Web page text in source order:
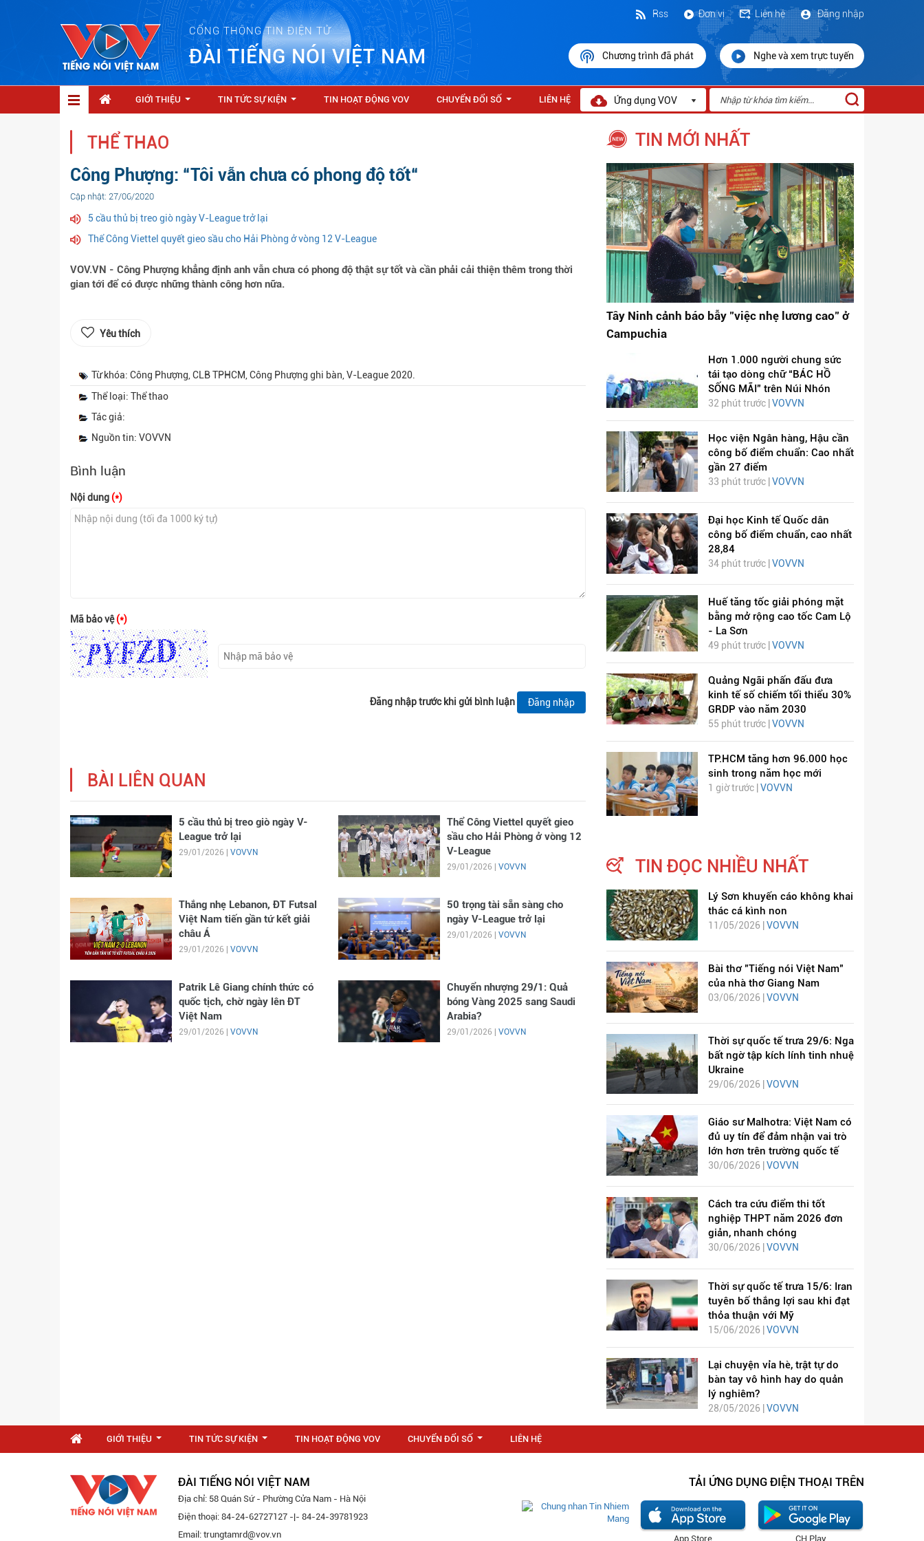
CỔNG THÔNG TIN ĐIỆN TỬ
ĐÀI TIẾNG NÓI VIỆT NAM
Đăng nhập
Liên hệ
Đơn vị
Rss
Chương trình đã phát Nghe và xem trực tuyến
GIỚI THIỆU TIN TỨC SỰ KIỆN TIN HOẠT ĐỘNG VOV CHUYỂN ĐỔI SỐ LIÊN HỆ Ứng dụng VOV
THỂ THAO
Công Phượng: “Tôi vẫn chưa có phong độ tốt“
Cập nhật: 27/06/2020
5 cầu thủ bị treo giò ngày V-League trở lại
Thể Công Viettel quyết gieo sầu cho Hải Phòng ở vòng 12 V-League
VOV.VN - Công Phượng khẳng định anh vẫn chưa có phong độ thật sự tốt và cần phải cải thiện thêm trong thời
gian tới để có được những thành công hơn nữa.
Yêu thích
Từ khóa: Công Phượng, CLB TPHCM, Công Phượng ghi bàn, V-League 2020.
Thể loại: Thể thao
Tác giả:
Nguồn tin: VOVVN
Bình luận
Nội dung (*)
Mã bảo vệ(*)
Đăng nhập trước khi gửi bình luận Đăng nhập
BÀI LIÊN QUAN
5 cầu thủ bị treo giò ngày V-
League trở lại
29/01/2026 | VOVVN
Thể Công Viettel quyết gieo
sầu cho Hải Phòng ở vòng 12
V-League
29/01/2026 | VOVVN
Thắng nhẹ Lebanon, ĐT Futsal
Việt Nam tiến gần tứ kết giải
châu Á
29/01/2026 | VOVVN
50 trọng tài sẵn sàng cho
ngày V-League trở lại
29/01/2026 | VOVVN
Patrik Lê Giang chính thức có
quốc tịch, chờ ngày lên ĐT
Việt Nam
29/01/2026 | VOVVN
Chuyển nhượng 29/1: Quả
bóng Vàng 2025 sang Saudi
Arabia?
29/01/2026 | VOVVN
TIN MỚI NHẤT
Tây Ninh cảnh báo bẫy "việc nhẹ lương cao" ở
Campuchia
Hơn 1.000 người chung sức
tái tạo dòng chữ “BÁC HỒ
SỐNG MÃI” trên Núi Nhón
32 phút trước |VOVVN
Học viện Ngân hàng, Hậu cần
công bố điểm chuẩn: Cao nhất
gần 27 điểm
33 phút trước |VOVVN
Đại học Kinh tế Quốc dân
công bố điểm chuẩn, cao nhất
28,84
34 phút trước | VOVVN
Huế tăng tốc giải phóng mặt
bằng mở rộng cao tốc Cam Lộ
- La Sơn
49 phút trước | VOVVN
Quảng Ngãi phấn đấu đưa
kinh tế số chiếm tối thiểu 30%
GRDP vào năm 2030
55 phút trước | VOVVN
TP.HCM tăng hơn 96.000 học
sinh trong năm học mới
1 giờ trước | VOVVN
TIN ĐỌC NHIỀU NHẤT
Lý Sơn khuyến cáo không khai
thác cá kình non
11/05/2026 | VOVVN
Bài thơ "Tiếng nói Việt Nam"
của nhà thơ Giang Nam
03/06/2026 | VOVVN
Thời sự quốc tế trưa 29/6: Nga
bất ngờ tập kích lính tinh nhuệ
Ukraine
29/06/2026 | VOVVN
Giáo sư Malhotra: Việt Nam có
đủ uy tín để đảm nhận vai trò
lớn hơn trên trường quốc tế
30/06/2026 | VOVVN
Cách tra cứu điểm thi tốt
nghiệp THPT năm 2026 đơn
giản, nhanh chóng
30/06/2026 | VOVVN
Thời sự quốc tế trưa 15/6: Iran
tuyên bố thắng lợi sau khi đạt
thỏa thuận với Mỹ
15/06/2026 |VOVVN
Lại chuyện vỉa hè, trật tự do
bàn tay vô hình hay do quản
lý nghiêm?
28/05/2026 |VOVVN
GIỚI THIỆU TIN TỨC SỰ KIỆN TIN HOẠT ĐỘNG VOV CHUYỂN ĐỔI SỐ LIÊN HỆ
ĐÀI TIẾNG NÓI VIỆT NAM
Địa chỉ: 58 Quán Sứ - Phường Cửa Nam - Hà Nội
Điện thoại: 84-24-62727127 -|- 84-24-39781923
Email: trungtamrd@vov.vn
TẢI ỨNG DỤNG ĐIỆN THOẠI TRÊN
CH Play
App Store